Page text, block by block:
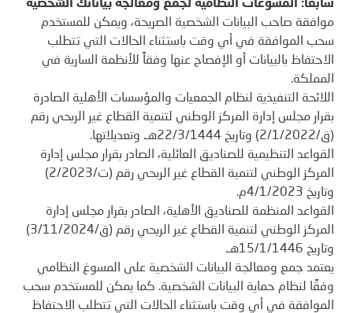
سابعاً: المسوغات النظامية لجمع ومعالجة بياناتك الشخصية
موافقة صاحب البيانات الشخصية الصريحة، ويمكن للمستخدم
سحب الموافقة في أي وقت باستثناء الحالات التي تتطلب
الاحتفاظ بالبيانات أو الإفصاح عنها وفقاً للأنظمة السارية في
المملكة.
اللائحة التنفيذية لنظام الجمعيات والمؤسسات الأهلية الصادرة
بقرار مجلس إدارة المركز الوطني لتنمية القطاع غير الربحي رقم
(ق/2/1/2022) وتاريخ 22/3/1444هـ. وتعديلاتها.
القواعد التنظيمية للصناديق العائلية، الصادر بقرار مجلس إدارة
المركز الوطني لتنمية القطاع غير الربحي رقم (ت/2/2023)
وتاريخ 4/1/2023م.
القواعد المنظمة للصناديق الأهلية، الصادر بقرار مجلس إدارة
المركز الوطني لتنمية القطاع غير الربحي رقم (ق/3/11/2024)
وتاريخ 15/1/1446هـ.
يعتمد جمع ومعالجة البيانات الشخصية على المسوغ النظامي
وفقًا لنظام حماية البيانات الشخصية. كما يمكن للمستخدم سحب
الموافقة في أي وقت باستثناء الحالات التي تتطلب الاحتفاظ